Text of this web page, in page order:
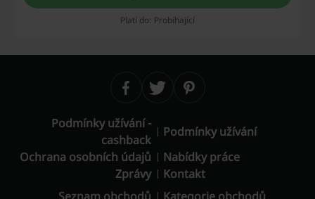
Platí do: Probíhající
Podmínky užívání -
cashback
Podmínky užívání
Ochrana osobních údajů
Nabídky práce
Zprávy
Kontakt